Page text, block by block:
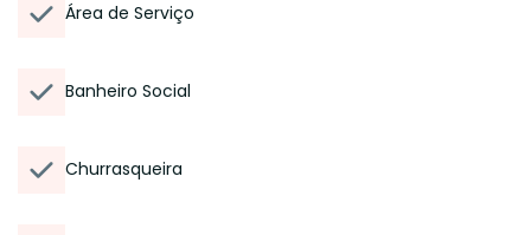
Área de Serviço
Banheiro Social
Churrasqueira